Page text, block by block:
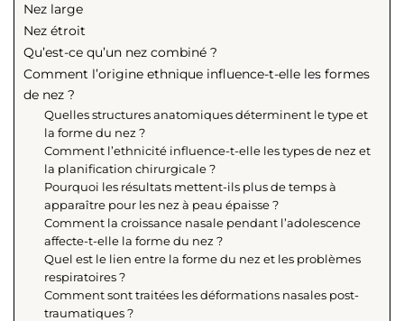
Nez large
Nez étroit
Qu’est-ce qu’un nez combiné ?
Comment l’origine ethnique influence-t-elle les formes
de nez ?
Quelles structures anatomiques déterminent le type et
la forme du nez ?
Comment l’ethnicité influence-t-elle les types de nez et
la planification chirurgicale ?
Pourquoi les résultats mettent-ils plus de temps à
apparaître pour les nez à peau épaisse ?
Comment la croissance nasale pendant l’adolescence
affecte-t-elle la forme du nez ?
Quel est le lien entre la forme du nez et les problèmes
respiratoires ?
Comment sont traitées les déformations nasales post-
traumatiques ?